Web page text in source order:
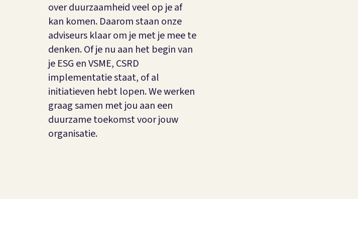
over duurzaamheid veel op je af
kan komen. Daarom staan onze
adviseurs klaar om je met je mee te
denken. Of je nu aan het begin van
je ESG en VSME, CSRD
implementatie staat, of al
initiatieven hebt lopen. We werken
graag samen met jou aan een
duurzame toekomst voor jouw
organisatie.